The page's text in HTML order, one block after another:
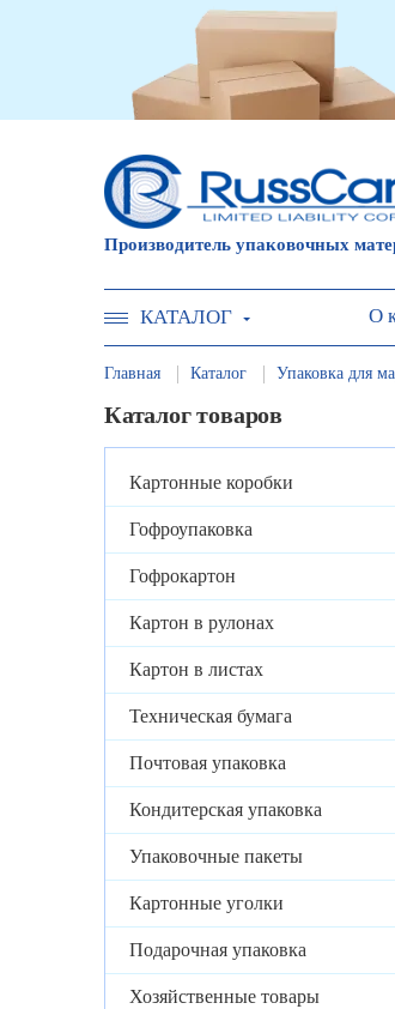
Производитель упаковочных
КАТАЛОГ О
Главная Каталог Упаковка для
Каталог товаров
Картонные коробки
Гофроупаковка
Гофрокартон
Картон в рулонах
Картон в листах
Техническая бумага
Почтовая упаковка
Кондитерская упаковка
Упаковочные пакеты
Картонные уголки
Подарочная упаковка
Хозяйственные товары